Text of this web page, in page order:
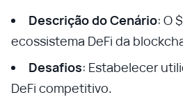
Descrição do Cenário: O
ecossistema DeFi da
Desafios: Estabelecer
DeFi competitivo.